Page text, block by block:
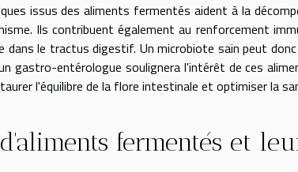
issus des aliments fermentés aident à la
Ils contribuent également au renforcement
dans le tractus digestif. Un microbiote sain peut
gastro-entérologue soulignera l'intérêt de ces
l'équilibre de la flore intestinale et optimiser la
fermentés et